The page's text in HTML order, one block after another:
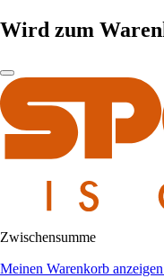
Wird zum
Zwischensumme
Meinen Warenkorb anzeigen